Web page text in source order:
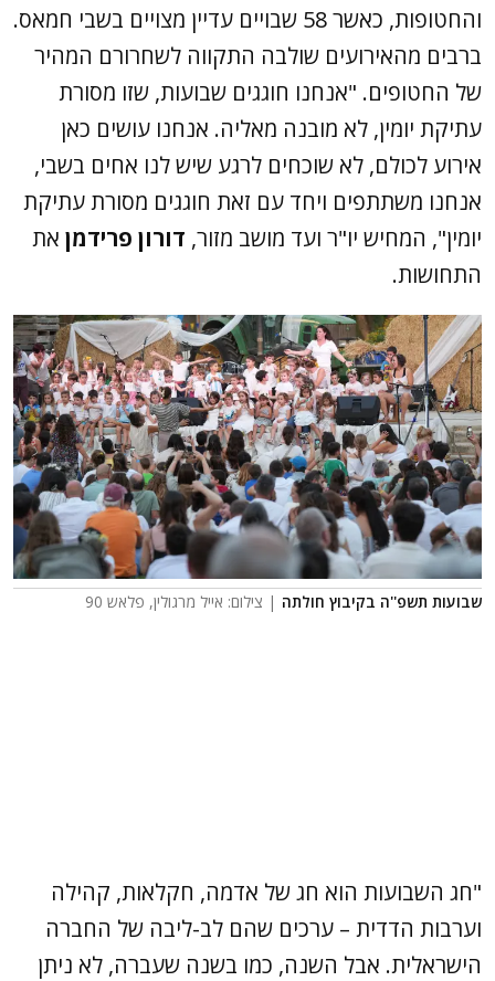
והחטופות, כאשר 58 שבויים עדיין מצויים בשבי חמאס.
ברבים מהאירועים שולבה התקווה לשחרורם המהיר
של החטופים. "אנחנו חוגגים שבועות, שזו מסורת
עתיקת יומין, לא מובנה מאליה. אנחנו עושים כאן
אירוע לכולם, לא שוכחים לרגע שיש לנו אחים בשבי,
אנחנו משתתפים ויחד עם זאת חוגגים מסורת עתיקת
יומין", המחיש יו"ר ועד מושב מזור, דורון פרידמן את
התחושות.
שבועות תשפ''ה בקיבוץ חולתה | צילום: אייל מרגולין, פלאש 90
"חג השבועות הוא חג של אדמה, חקלאות, קהילה
וערבות הדדית – ערכים שהם לב-ליבה של החברה
הישראלית. אבל השנה, כמו בשנה שעברה, לא ניתן